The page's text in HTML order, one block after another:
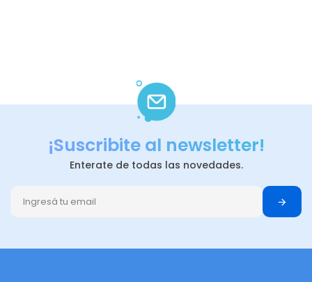
¡Suscribite al newsletter!
Enterate de todas las novedades.